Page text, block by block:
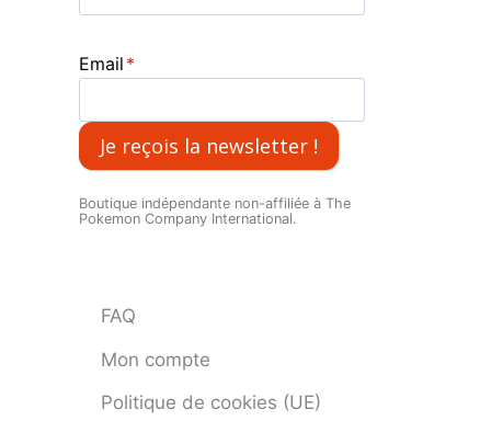
Email *
Je reçois la newsletter !
Boutique indépendante non-affiliée à The
Pokemon Company International.
FAQ
Mon compte
Politique de cookies (UE)